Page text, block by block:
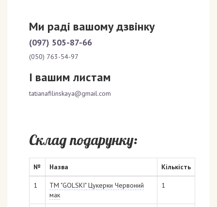
Ми раді вашому дзвінку
(097) 505-87-66
(050) 763-54-97
І вашим листам
tatianafilinskaya@gmail.com
Склад подарунку:
№ Назва Кількість
1
ТМ "GOLSKI" Цукерки Червоний
мак
1